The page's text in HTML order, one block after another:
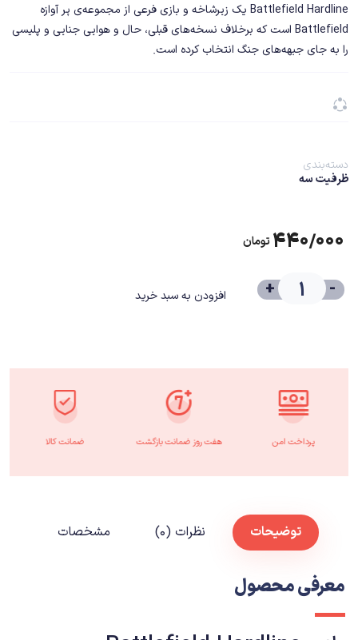
Battlefield Hardline یک زیرشاخه و بازی فرعی از مجموعه‌ی پر آوازه
Battlefield است که برخلاف نسخه‌های قبلی، حال و هوایی جنایی و پلیسی
را به جای جبهه‌های جنگ انتخاب کرده است.
دسته‌بندی
ظرفیت سه
۴۴۰/۰۰۰ تومان
-
+ افزودن به سبد خرید
پرداخت امن هفت روز ضمانت بازگشت ضمانت کالا
توضیحات نظرات (۰) مشخصات
معرفی محصول